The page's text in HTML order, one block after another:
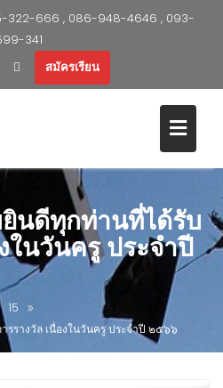
322-666 , 086-948-4646 , 093-
341
สมัครเรียน
นดีทุกท่านที่ได้รับ
ในวันครู ประจำปี
15
รางวัล เนื่องในวันครู ประจำปี ๒๕๖๖